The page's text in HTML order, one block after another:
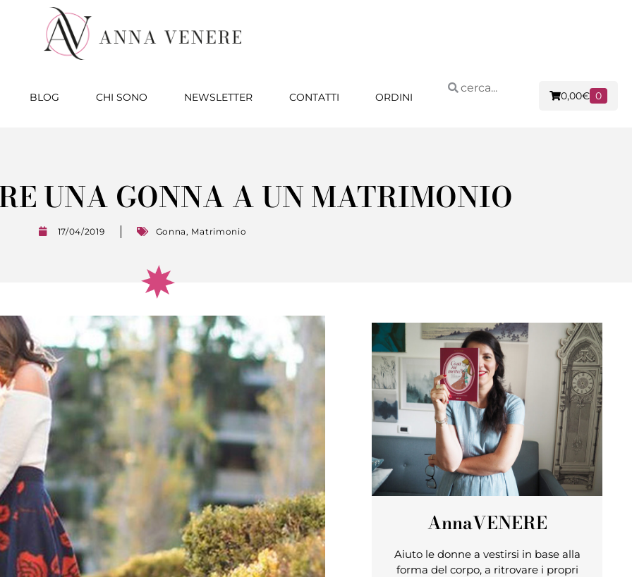
BLOG CHI SONO NEWSLETTER CONTATTI ORDINI 0,00€ 0
UNA GONNA A UN MATRIMONIO
17/04/2019 Gonna , Matrimonio
AnnaVENERE
Aiuto le donne a vestirsi in base alla
forma del corpo, a ritrovare i propri